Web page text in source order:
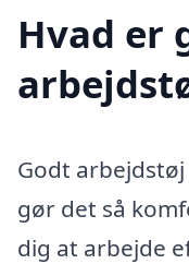
Hvad er
Godt
gør det så
dig at arbejde